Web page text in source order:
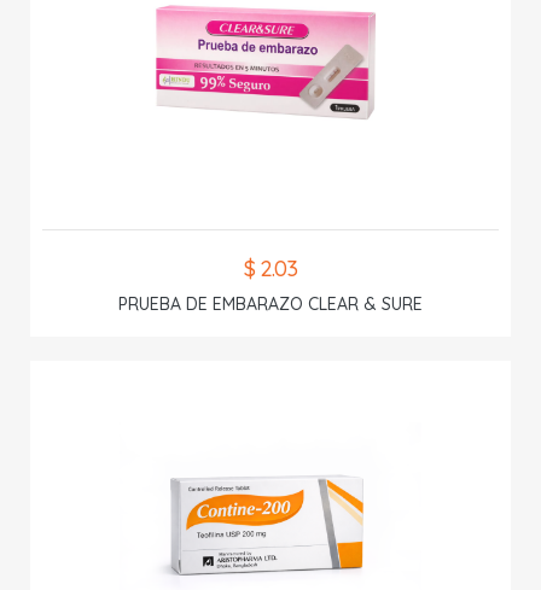
$ 2.03
PRUEBA DE EMBARAZO CLEAR & SURE